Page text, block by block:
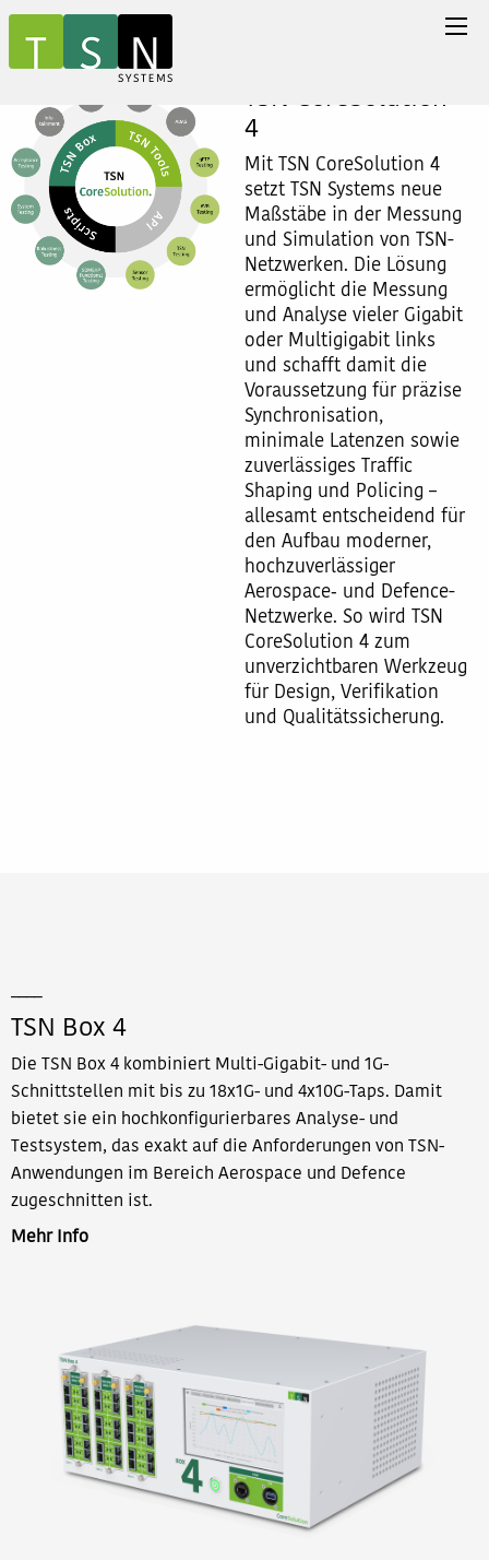
TSN CoreSolution
4
Mit TSN CoreSolution 4
setzt TSN Systems neue
Maßstäbe in der Messung
und Simulation von TSN-
Netzwerken. Die Lösung
ermöglicht die Messung
und Analyse vieler Gigabit
oder Multigigabit links
und schafft damit die
Voraussetzung für präzise
Synchronisation,
minimale Latenzen sowie
zuverlässiges Traffic
Shaping und Policing –
allesamt entscheidend für
den Aufbau moderner,
hochzuverlässiger
Aerospace‑ und Defence-
Netzwerke. So wird TSN
CoreSolution 4 zum
unverzichtbaren Werkzeug
für Design, Verifikation
und Qualitätssicherung.
TSN Box 4
Die TSN Box 4 kombiniert Multi-Gigabit- und 1G-
Schnittstellen mit bis zu 18x1G- und 4x10G-Taps. Damit
bietet sie ein hochkonfigurierbares Analyse- und
Testsystem, das exakt auf die Anforderungen von TSN-
Anwendungen im Bereich Aerospace und Defence
zugeschnitten ist.
Mehr Info